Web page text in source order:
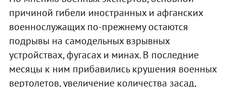
причиной гибели иностранных и афганских
военнослужащих по-прежнему остаются
подрывы на самодельных взрывных
устройствах, фугасах и минах. В последние
месяцы к ним прибавились крушения военных
вертолетов, увеличение количества засад,